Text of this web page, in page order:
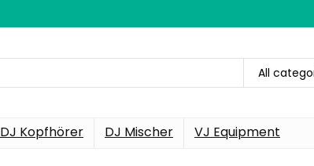
All
DJ Kopfhörer DJ Mischer VJ Equipment